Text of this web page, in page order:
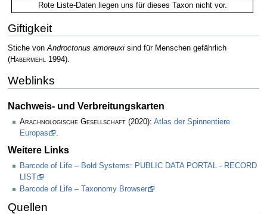
Rote Liste-Daten liegen uns für dieses Taxon nicht vor.
Giftigkeit
Stiche vonAndroctonus amoreuxisind für Menschen gefährlich
(Habermehl1994).
Weblinks
Nachweis- und Verbreitungskarten
Arachnologische Gesellschaft (2020): Atlas der Spinnentiere
Europas
Weitere Links
Barcode of Life – Bold Systems: PUBLIC DATA PORTAL - RECORD
LIST
Barcode of Life – Taxonomy Browser
Quellen